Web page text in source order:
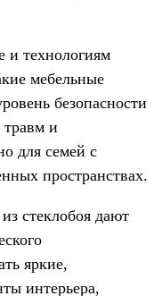
и технологиям
мебельные
безопасности
и
для семей с
пространствах.
стеклобоя дают
яркие,
интерьера,